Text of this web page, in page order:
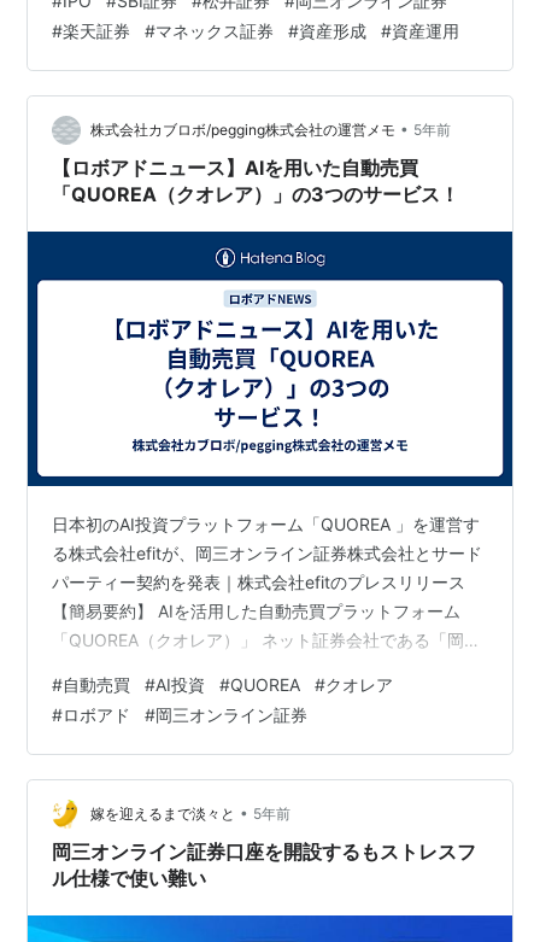
選したIPO一覧 2021年は5件のIPOに当選し、4勝1敗とい
う結果に終わりました。 6/24上場：ペルセウスプロテオ
ミクス（松井証券） 21年初当選となった6/24上場のペル
セウスプロテオミクスは松井証券で100株分当…
#楽天証券 #マネックス証券 #資産形成 #資産運用
株式会社カブロボ/pegging株式会社の運営メモ • 5年前
【ロボアドニュース】AIを用いた自動売買
「QUOREA（クオレア）」の3つのサービス！
日本初のAI投資プラットフォーム「QUOREA 」を運営す
る株式会社efitが、岡三オンライン証券株式会社とサード
パーティー契約を発表｜株式会社efitのプレスリリース
【簡易要約】 AIを活用した自動売買プラットフォーム
「QUOREA（クオレア）」 ネット証券会社である「岡三
発表 それに伴い、岡三オンライン証券のAPIを通じて利
用可能な「QUOREA CFD」の提供を開始 QUOREA CFD
とはレバレッジをかけた自動売買AI投資サービス 2021年
9月現在では16,000名を越えるユーザー登録 利用料は初
期費用0円で取引高に応じての従量課金…
#自動売買 #AI投資 #QUOREA #クオレア
#ロボアド #岡三オンライン証券
嫁を迎えるまで淡々と • 5年前
岡三オンライン証券口座を開設するもストレスフ
ル仕様で使い難い